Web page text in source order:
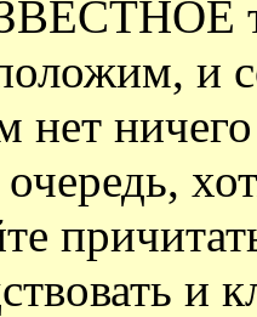
и
нет
и